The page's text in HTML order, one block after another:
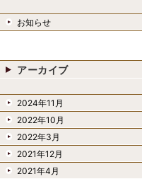
お知らせ
アーカイブ
2024年11月
2022年10月
2022年3月
2021年12月
2021年4月